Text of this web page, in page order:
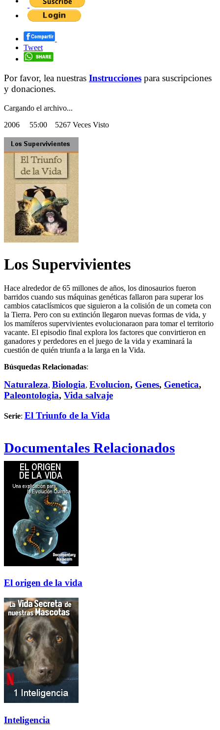
Tweet
Por favor, lea nuestras Instrucciones para suscripciones
y donaciones.
Cargando el archivo...
2006 55:00 5267 Veces Visto
Los Supervivientes
Hace alrededor de 65 millones de años, los dinosaurios fueron
barridos cuando sus máquinas genéticas fallaron para superar los
cambios cataclísmicos que siguieron a la colisión de un cometa con
la Tierra. Pero con su extinción llegaron nuevas formas de vida, y
los mamíferos supervivientes evolucionaraon para tomar el territorio
vacante. El episodio final explora los factores que convirtieron en
ganadores y perdedores en el juego de la vida y examinará la
cuestión de quién triunfa a la larga en la Vida.
Búsquedas Relacionadas:
Naturaleza, Biologia, Evolucion, Genes, Genetica,
Paleontologia, Vida salvaje
Serie: El Triunfo de la Vida
Documentales Relacionados
El origen de la vida
Inteligencia